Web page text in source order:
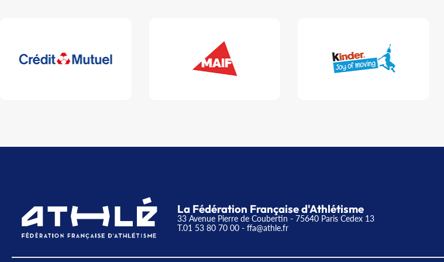
La Fédération Française d'Athlétisme
33 Avenue Pierre de Coubertin - 75640 Paris Cedex 13
T.01 53 80 70 00 - ffa@athle.fr